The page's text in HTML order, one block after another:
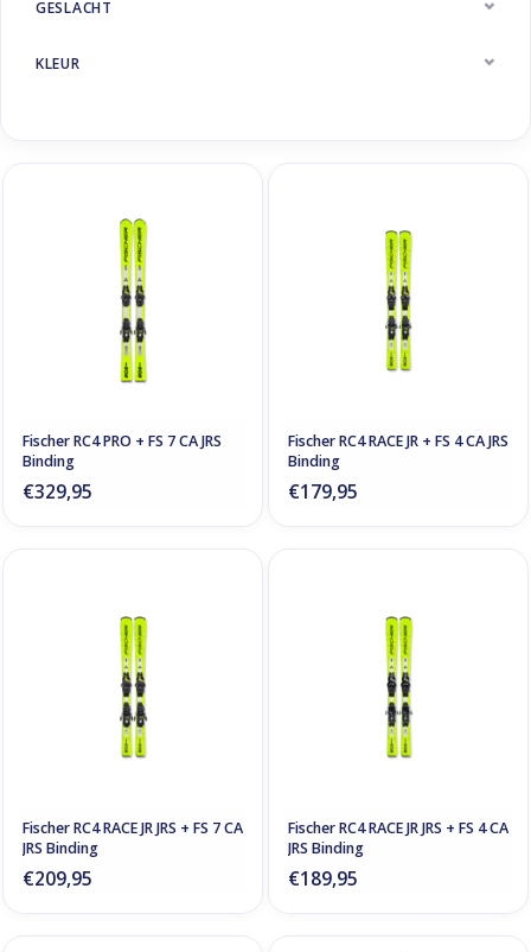
GESLACHT
KLEUR
Fischer RC4 PRO + FS 7 CA JRS
Binding
€329,95
Fischer RC4 RACE JR + FS 4 CA JRS
Binding
€179,95
Fischer RC4 RACE JR JRS + FS 7 CA
JRS Binding
€209,95
Fischer RC4 RACE JR JRS + FS 4 CA
JRS Binding
€189,95